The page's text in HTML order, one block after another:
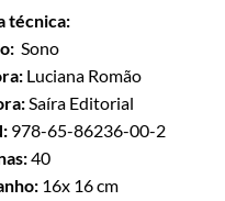
técnica:
Sono
Luciana Romão
:Saíra Editorial
978-65-86236-00-2
40
16x 16 cm